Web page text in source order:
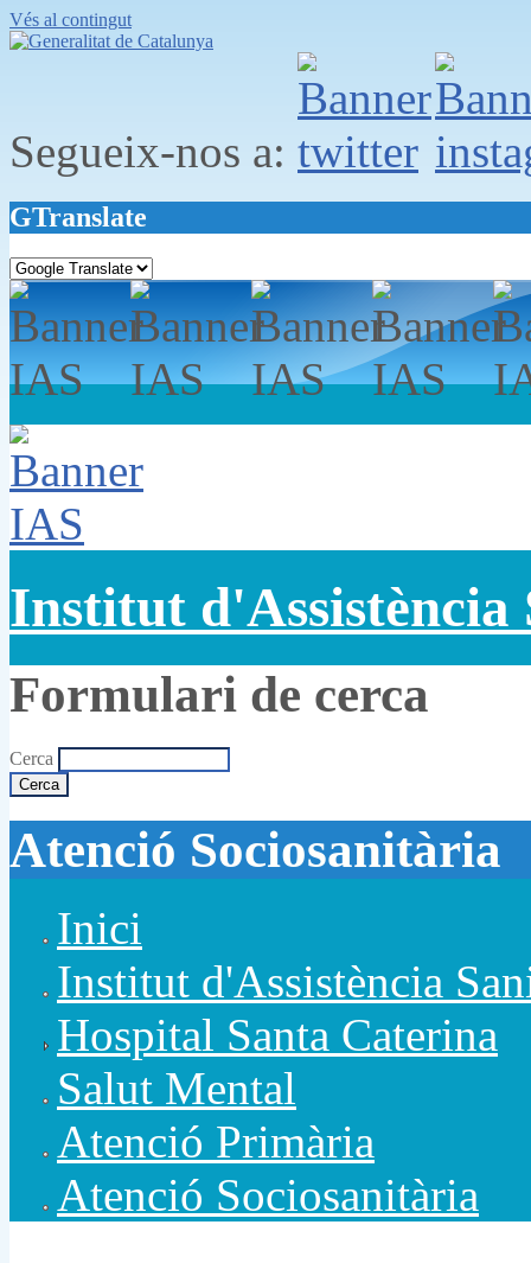
Vés al contingut
Segueix-nos a:
GTranslate
Institut d'Assistència
Formulari de cerca
Cerca
Atenció Sociosanitària
Inici
Institut d'Assistència
Hospital Santa Caterina
Salut Mental
Atenció Primària
Atenció Sociosanitària